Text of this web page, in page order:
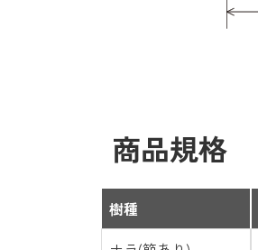
商品規格
樹種